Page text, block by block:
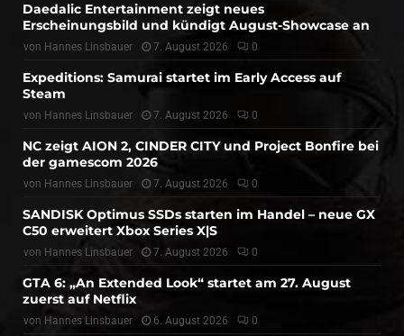
Daedalic Entertainment zeigt neues
Erscheinungsbild und kündigt August-Showcase an
von Hannes Linsbauer 7. August 2026 0
Expeditions: Samurai startet im Early Access auf
Steam
von Hannes Linsbauer 7. August 2026 0
NC zeigt AION 2, CINDER CITY und Project Bonfire bei
der gamescom 2026
von Hannes Linsbauer 7. August 2026 0
SANDISK Optimus SSDs starten im Handel – neue GX
C50 erweitert Xbox Series X|S
von Hannes Linsbauer 7. August 2026 0
GTA 6: „An Extended Look“ startet am 27. August
zuerst auf Netflix
von Hannes Linsbauer 6. August 2026 0